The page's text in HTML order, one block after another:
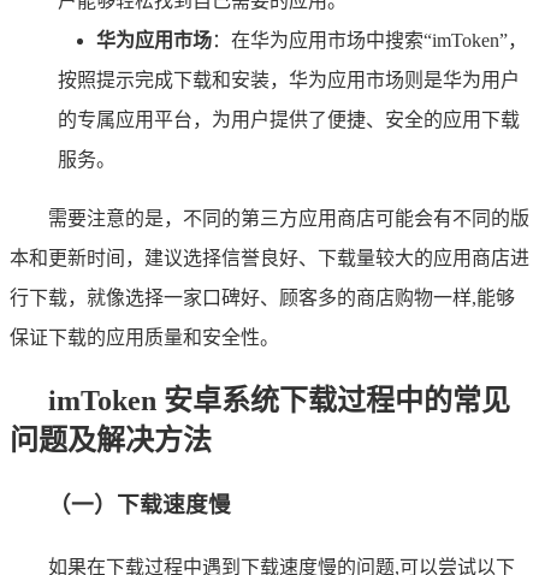
华为应用市场：在华为应用市场中搜索“imToken”，
按照提示完成下载和安装，华为应用市场则是华为用户
的专属应用平台，为用户提供了便捷、安全的应用下载
服务。
需要注意的是，不同的第三方应用商店可能会有不同的版
本和更新时间，建议选择信誉良好、下载量较大的应用商店进
行下载，就像选择一家口碑好、顾客多的商店购物一样,能够
保证下载的应用质量和安全性。
imToken 安卓系统下载过程中的常见
问题及解决方法
（一）下载速度慢
如果在下载过程中遇到下载速度慢的问题,可以尝试以下